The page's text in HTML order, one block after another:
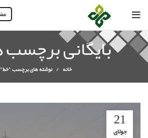
بایگانی
خانه نوشته های برچسب "خط"
21
جولای